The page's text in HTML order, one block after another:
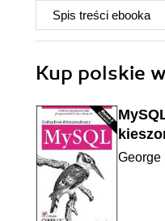
Spis treści ebooka
Kup polskie
George